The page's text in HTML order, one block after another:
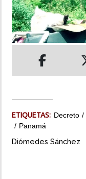
INSÓLITAS
MULTIMEDIA
ETIQUETAS: Decreto
Panamá
Diómedes Sánchez